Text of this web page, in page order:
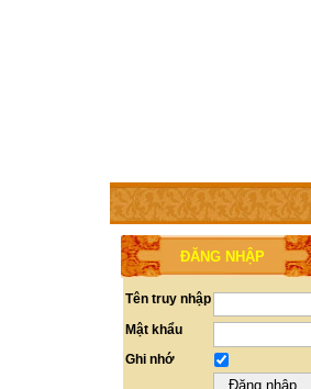
TRANG CHỦ THÀNH VIÊN
ĐĂNG NHẬP
Tên truy nhập
Mật khẩu
Ghi nhớ